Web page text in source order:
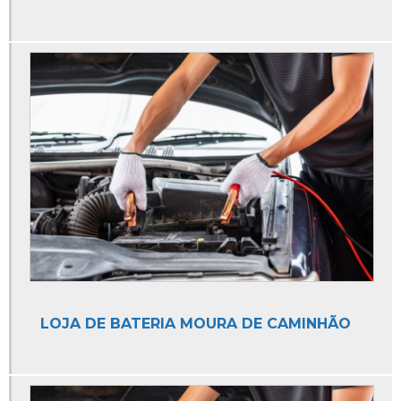
Auto Elétrica de Carro
Auto Elétrica e Ar Condicionado
Auto Elétrica e Mecânica
Auto Elétrica e Oficina Mecânica
Auto Elétrica Especializada em Peugeot
Auto Elétrica Injeção Eletronica
Auto Elétrica Mecânica
Auto Elétrica para Ar Condicionado
Auto Elétrica para Caminhão
LOJA DE BATERIA MOURA DE CAMINHÃO